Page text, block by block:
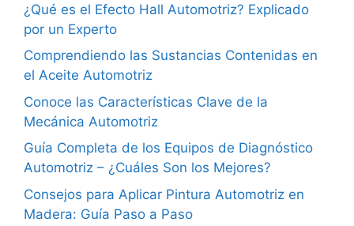
¿Qué es el Efecto Hall Automotriz? Explicado
por un Experto
Comprendiendo las Sustancias Contenidas en
el Aceite Automotriz
Conoce las Características Clave de la
Mecánica Automotriz
Guía Completa de los Equipos de Diagnóstico
Automotriz – ¿Cuáles Son los Mejores?
Consejos para Aplicar Pintura Automotriz en
Madera: Guía Paso a Paso